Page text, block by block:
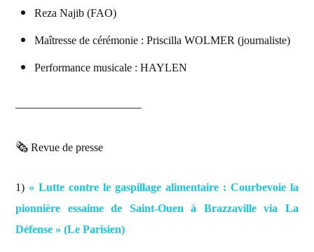
Reza Najib (FAO)
Maîtresse de cérémonie : Priscilla WOLMER (journaliste)
Performance musicale : HAYLEN
——————————
🗞️ Revue de presse
1) « Lutte contre le gaspillage alimentaire : Courbevoie la
pionnière essaime de Saint-Ouen à Brazzaville via La
Défense » (Le Parisien)